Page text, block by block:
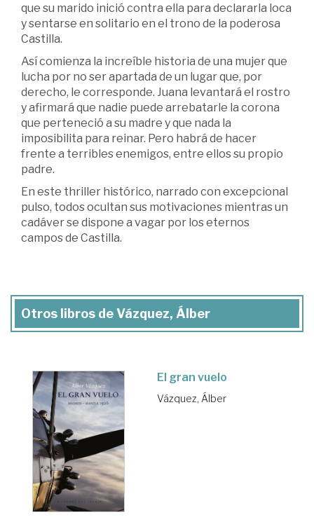
que su marido inició contra ella para declararla loca
y sentarse en solitario en el trono de la poderosa
Castilla.
Así comienza la increíble historia de una mujer que
lucha por no ser apartada de un lugar que, por
derecho, le corresponde. Juana levantará el rostro
y afirmará que nadie puede arrebatarle la corona
que perteneció a su madre y que nada la
imposibilita para reinar. Pero habrá de hacer
frente a terribles enemigos, entre ellos su propio
padre.
En este thriller histórico, narrado con excepcional
pulso, todos ocultan sus motivaciones mientras un
cadáver se dispone a vagar por los eternos
campos de Castilla.
Otros libros de Vázquez, Álber
El gran vuelo
Vázquez, Álber